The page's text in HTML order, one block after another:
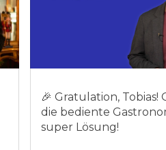
🎉 Gratulation, Tobias!
die bediente
super Lösung!